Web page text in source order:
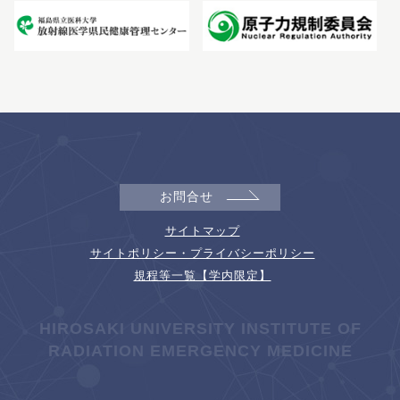
お問合せ
サイトマップ
サイトポリシー・プライバシーポリシー
規程等一覧【学内限定】
HIROSAKI UNIVERSITY INSTITUTE OF
RADIATION EMERGENCY MEDICINE